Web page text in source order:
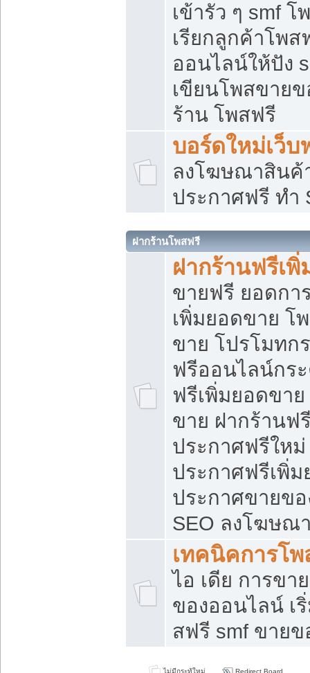
เข้ารัว ๆ smf
เรียกลูกค้าโพส
ออนไลน์ให้ปัง
เขียนโพสขาย
ร้าน โพสฟรี
บอร์ดใหม่เว็บ
ลงโฆษณาสิน
ประกาศฟรี ทำ
ฝากร้านโพสฟรี
ฝากร้านฟรีเ
ขายฟรี ยอดกา
เพิ่มยอดขาย โ
ขาย โปรโมทก
ฟรีออนไลน์กร
ฟรีเพิ่มยอดขา
ขาย ฝากร้านฟ
ประกาศฟรีใหม่
ประกาศฟรีเพิ่
ประกาศขายข
SEO ลงโฆษณ
เทคนิคการโ
ไอ เดีย การขา
ของออนไลน์ เ
สฟรี smf ขาย
ไม่มีกระทู้ใหม่ Redirect Board